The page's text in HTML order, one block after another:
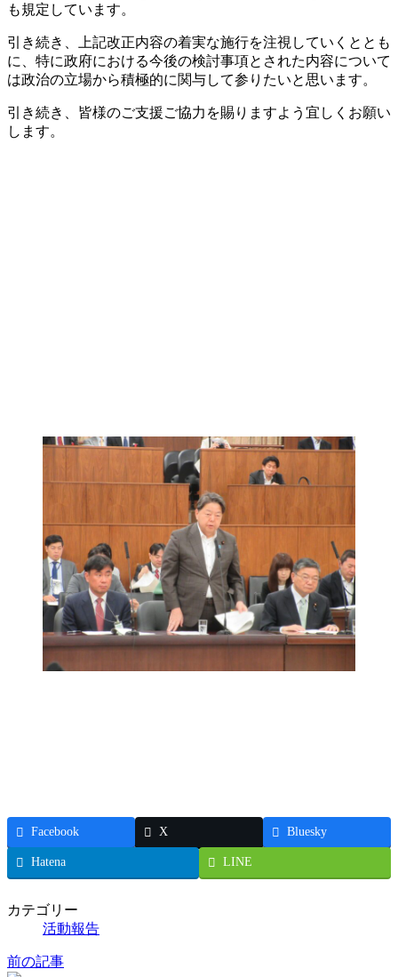
も規定しています。
引き続き、上記改正内容の着実な施行を注視していくととも
に、特に政府における今後の検討事項とされた内容について
は政治の立場から積極的に関与して参りたいと思います。
引き続き、皆様のご支援ご協力を賜りますよう宜しくお願い
します。
Facebook X Bluesky
Hatena LINE
カテゴリー
活動報告
前の記事